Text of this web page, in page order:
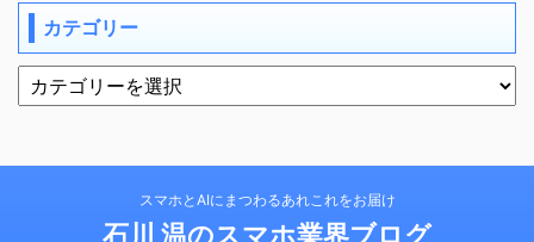
カテゴリー
スマホとAIにまつわるあれこれをお届け
石川 温のスマホ業界ブログ